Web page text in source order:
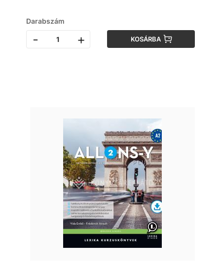
Darabszám
- + KOSÁRBA